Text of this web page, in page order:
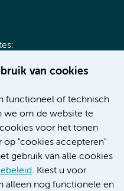
van cookies
functioneel of technisch
we om de website te
voor het tonen
op "cookies accepteren"
gebruik van alle cookies
. Kiest u voor
alleen nog functionele en